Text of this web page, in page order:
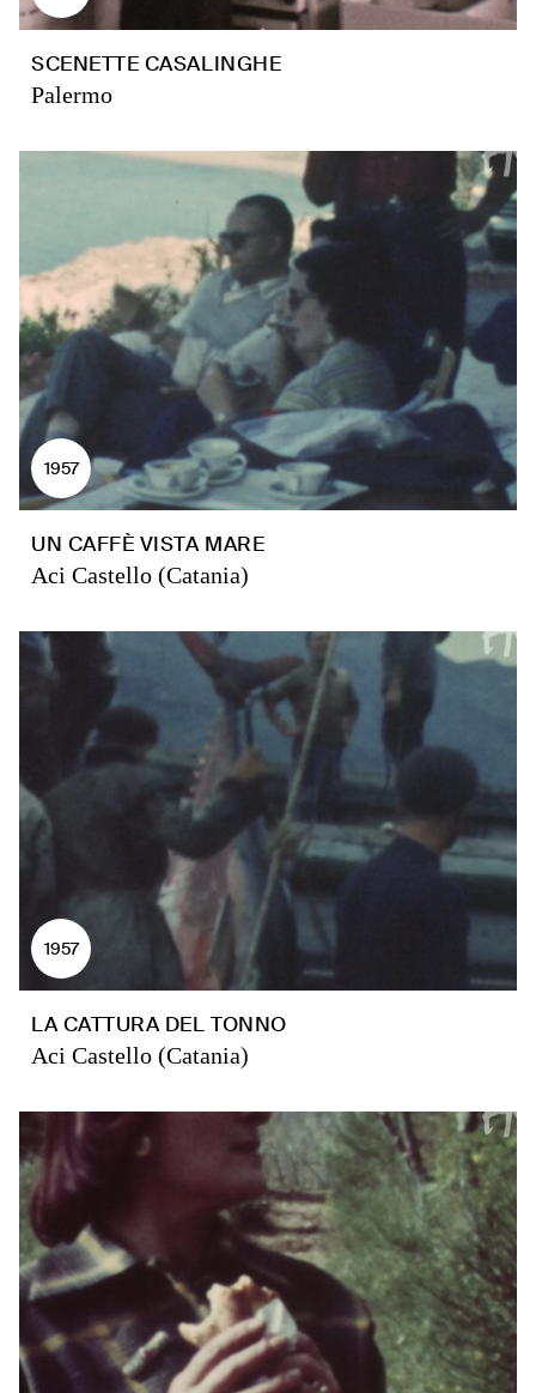
SCENETTE CASALINGHE
Palermo
1957
UN CAFFÈ VISTA MARE
Aci Castello (Catania)
1957
LA CATTURA DEL TONNO
Aci Castello (Catania)